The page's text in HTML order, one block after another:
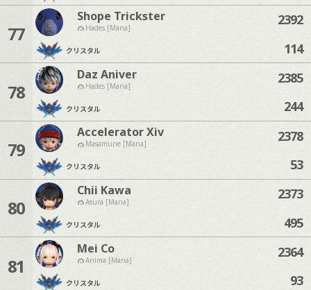
77
Shope Trickster
Hades [Mana]
クリスタル
2392
114
78
Daz Aniver
Hades [Mana]
クリスタル
2385
244
79
Accelerator Xiv
Masamune [Mana]
クリスタル
2378
53
80
Chii Kawa
Asura [Mana]
クリスタル
2373
495
81
Mei Co
Anima [Mana]
クリスタル
2364
93